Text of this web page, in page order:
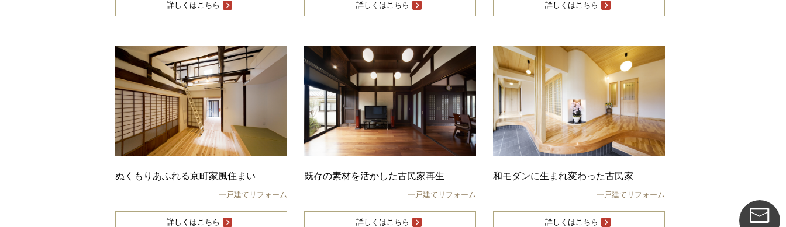
詳しくはこちら 詳しくはこちら 詳しくはこちら
ぬくもりあふれる京町家風住まい
一戸建てリフォーム
詳しくはこちら
既存の素材を活かした古民家再生
一戸建てリフォーム
詳しくはこちら
和モダンに生まれ変わった古民家
一戸建てリフォーム
詳しくはこちら